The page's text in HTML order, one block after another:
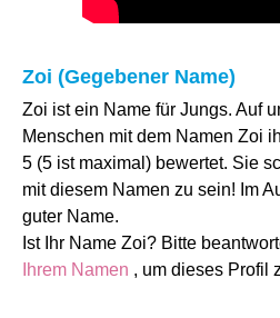
Zoi (Gegebener Name)
Zoi ist ein Name für Jungs. Auf
Menschen mit dem Namen Zoi
5 (5 ist maximal) bewertet. Sie
mit diesem Namen zu sein! Im
guter Name.
Ist Ihr Name Zoi? Bitte
Ihrem Namen , um dieses Profil